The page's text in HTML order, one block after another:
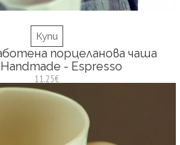
Купи
порцеланова чаша
- Espresso
11.25€